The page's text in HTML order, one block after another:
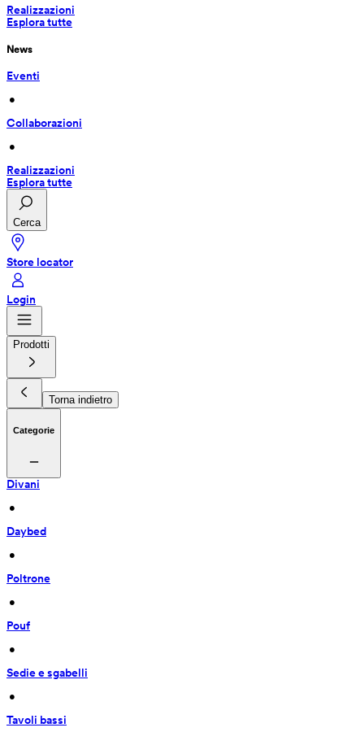
Realizzazioni
Esplora tutte
News
Eventi
•
Collaborazioni
•
Realizzazioni
Esplora tutte
Cerca
Store locator
Login
Prodotti
Torna indietro
Categorie
Divani
•
Daybed
•
Poltrone
•
Pouf
•
Sedie e sgabelli
•
Tavoli bassi